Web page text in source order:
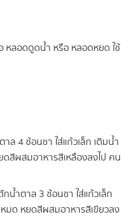
หลอดดูดน้ำ หรือ หลอดหยด ใช้
ล 4 ช้อนชา ใส่แก้วเล็ก เติมน้ำ
สีผสมอาหารสีเหลืองลงไป คน
กน้ำตาล 3 ช้อนชา ใส่แก้วเล็ก
มด หยดสีผสมอาหารสีเขียวลง